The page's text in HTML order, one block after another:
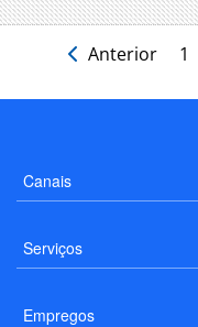
Anterior 1
Canais
Serviços
Empregos